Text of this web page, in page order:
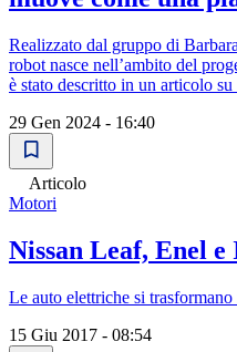
Realizzato dal gruppo di
robot nasce nell’ambito del
è stato descritto in un articolo
29 Gen 2024 - 16:40
Articolo
Motori
Nissan Leaf, Enel
Le auto elettriche si
15 Giu 2017 - 08:54